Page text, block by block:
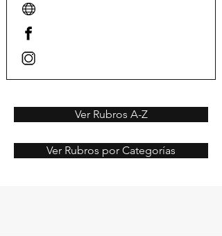
Ver Rubros A-Z
Ver Rubros por Categorías